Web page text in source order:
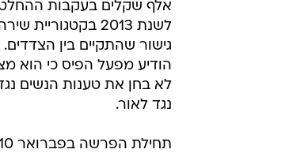
אלף שקלים בעקבות
לשנת 2013
גישור שהתקיים בין
הודיע מפעל הפיס כי הוא
לא בחן את טענות הנשים
נגד לאור.